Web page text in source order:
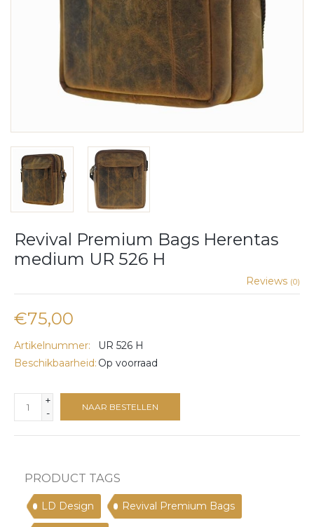
Revival Premium Bags Herentas
medium UR 526 H
Reviews (0)
€75,00
Artikelnummer:
UR 526 H
Beschikbaarheid: Op voorraad
+
-
NAAR BESTELLEN
PRODUCT TAGS
LD Design Revival Premium Bags